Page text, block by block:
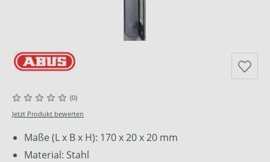
(0)
Jetzt Produkt bewerten
Maße (L x B x H): 170 x 20 x 20 mm
Material: Stahl